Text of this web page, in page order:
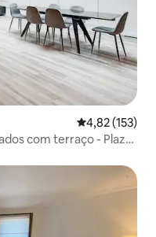
4,82 de uma
4,82 (153)
com terraço - Plaza